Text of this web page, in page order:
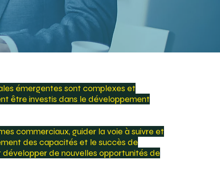
émergentes sont complexes et
être investis dans le développement
commerciaux, guider la voie à suivre et
des capacités et le succès de
de nouvelles opportunités de